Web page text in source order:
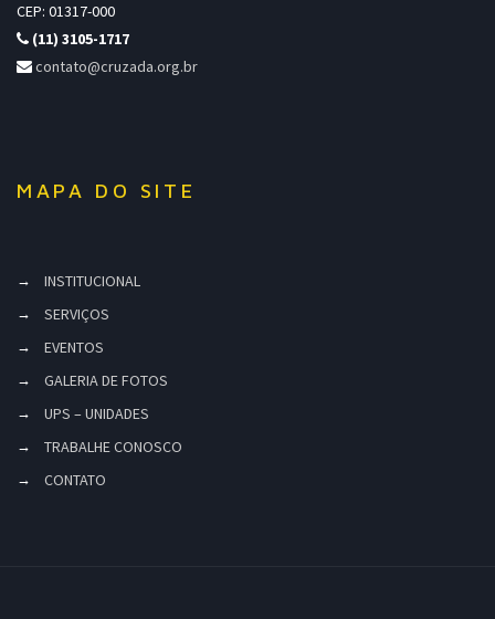
CEP: 01317-000
(11) 3105-1717
contato@cruzada.org.br
MAPA DO SITE
INSTITUCIONAL
SERVIÇOS
EVENTOS
GALERIA DE FOTOS
UPS – UNIDADES
TRABALHE CONOSCO
CONTATO